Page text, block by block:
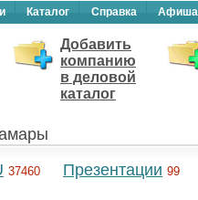
Каталог Справка Афиша
Добавить
компанию
в деловой
каталог
37460 Презентации 99